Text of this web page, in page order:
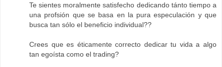
Te sientes moralmente satisfecho dedicando tánto tiempo a
una profsión que se basa en la pura especulación y que
busca tan sólo el beneficio individual??
Crees que es éticamente correcto dedicar tu vida a algo
tan egoísta como el trading?